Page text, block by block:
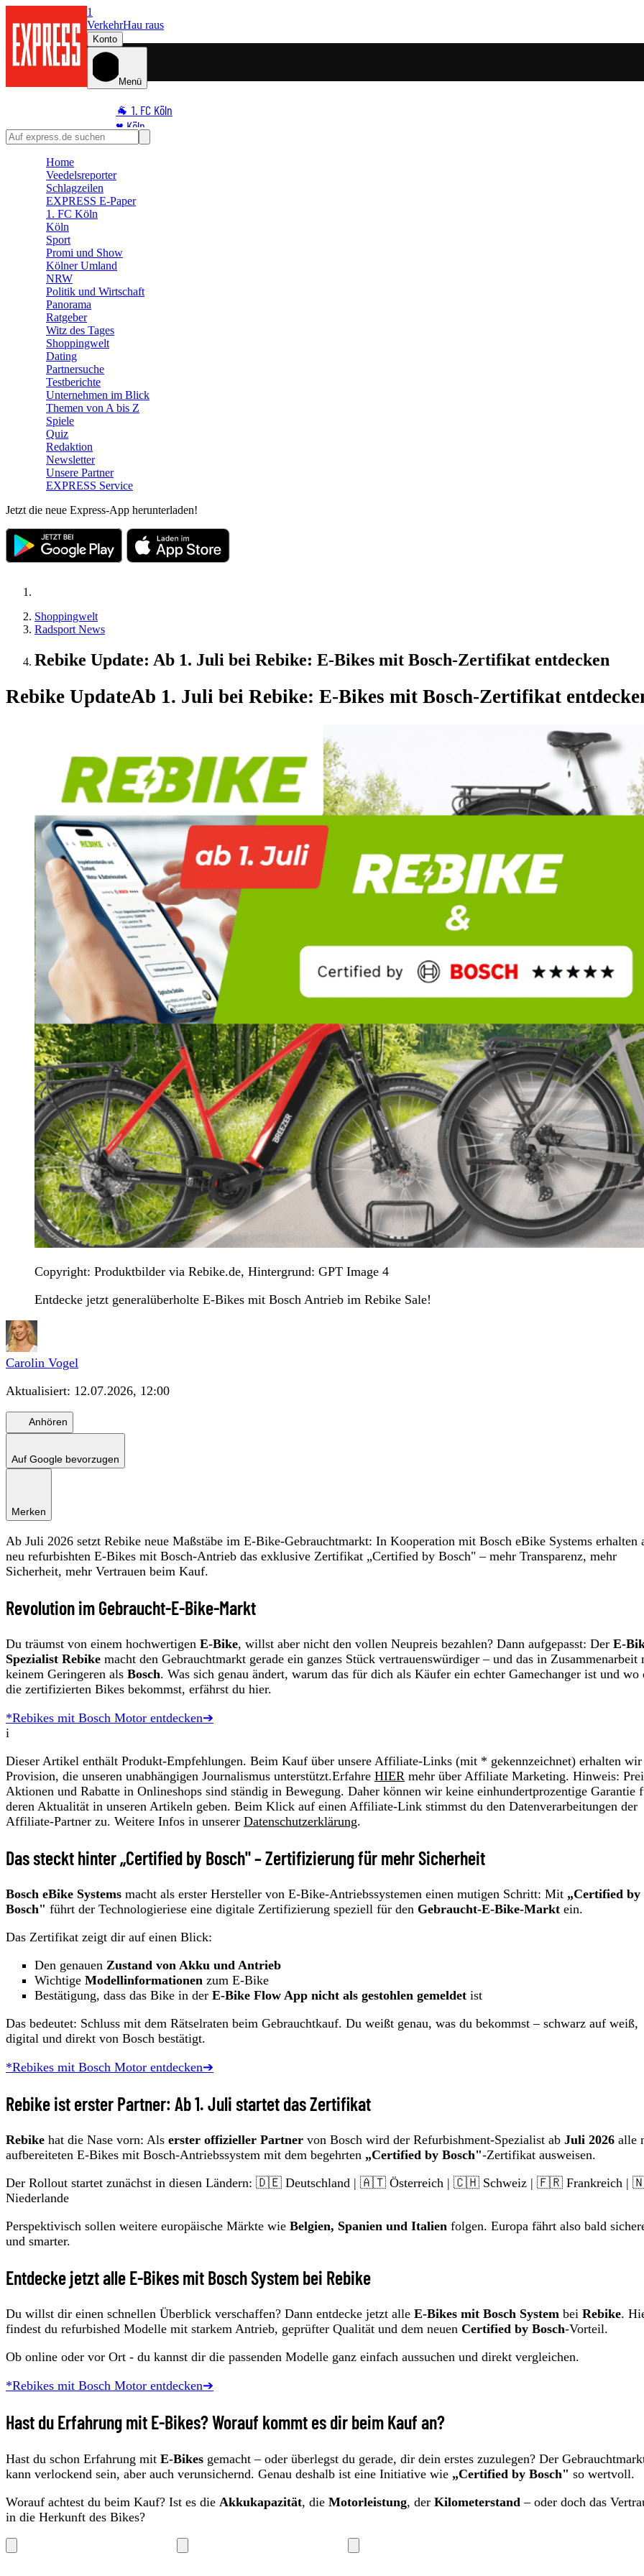
1
VerkehrHau raus
Konto
Menü
🐐 1. FC Köln
♥️ Köln
⭐ Promi
🛒 Shoppingwelt
🧩 Spiele
Home
Veedelsreporter
Schlagzeilen
EXPRESS E-Paper
1. FC Köln
Köln
Sport
Promi und Show
Kölner Umland
NRW
Politik und Wirtschaft
Panorama
Ratgeber
Witz des Tages
Shoppingwelt
Dating
Partnersuche
Testberichte
Unternehmen im Blick
Themen von A bis Z
Spiele
Quiz
Redaktion
Newsletter
Unsere Partner
EXPRESS Service
Jetzt die neue Express-App herunterladen!
Shoppingwelt
Radsport News
Rebike Update: Ab 1. Juli bei Rebike: E-Bikes mit Bosch-Zertifikat entdecken
Rebike UpdateAb 1. Juli bei Rebike: E-Bikes mit Bosch-Zertifikat
Copyright: Produktbilder via Rebike.de, Hintergrund: GPT Image 4
Entdecke jetzt generalüberholte E-Bikes mit Bosch Antrieb im Rebike Sale!
Carolin Vogel
Aktualisiert: 12.07.2026, 12:00
Anhören
Auf Google bevorzugen
Merken
Ab Juli 2026 setzt Rebike neue Maßstäbe im E-Bike-Gebrauchtmarkt: In Kooperation mit Bosch eBike Systems erhalten
neu refurbishten E-Bikes mit Bosch-Antrieb das exklusive Zertifikat „Certified by Bosch" – mehr Transparenz, mehr
Sicherheit, mehr Vertrauen beim Kauf.
Revolution im Gebraucht-E-Bike-Markt
Du träumst von einem hochwertigen E-Bike, willst aber nicht den vollen Neupreis bezahlen? Dann aufgepasst: Der E-
Spezialist Rebike macht den Gebrauchtmarkt gerade ein ganzes Stück vertrauenswürdiger – und das in Zusammenarbeit
keinem Geringeren als Bosch. Was sich genau ändert, warum das für dich als Käufer ein echter Gamechanger ist und wo
die zertifizierten Bikes bekommst, erfährst du hier.
*Rebikes mit Bosch Motor entdecken➔
i
Dieser Artikel enthält Produkt-Empfehlungen. Beim Kauf über unsere Affiliate-Links (mit * gekennzeichnet) erhalten wir
Provision, die unseren unabhängigen Journalismus unterstützt.Erfahre HIER mehr über Affiliate Marketing. Hinweis:
Aktionen und Rabatte in Onlineshops sind ständig in Bewegung. Daher können wir keine einhundertprozentige Garantie
deren Aktualität in unseren Artikeln geben. Beim Klick auf einen Affiliate-Link stimmst du den Datenverarbeitungen der
Affiliate-Partner zu. Weitere Infos in unserer Datenschutzerklärung.
Das steckt hinter „Certified by Bosch" – Zertifizierung für mehr Sicherheit
Bosch eBike Systems macht als erster Hersteller von E-Bike-Antriebssystemen einen mutigen Schritt: Mit „Certified by
Bosch" führt der Technologieriese eine digitale Zertifizierung speziell für den Gebraucht-E-Bike-Markt ein.
Das Zertifikat zeigt dir auf einen Blick:
Den genauen Zustand von Akku und Antrieb
Wichtige Modellinformationen zum E-Bike
Bestätigung, dass das Bike in der E-Bike Flow App nicht als gestohlen gemeldet ist
Das bedeutet: Schluss mit dem Rätselraten beim Gebrauchtkauf. Du weißt genau, was du bekommst – schwarz auf weiß,
digital und direkt von Bosch bestätigt.
*Rebikes mit Bosch Motor entdecken➔
Rebike ist erster Partner: Ab 1. Juli startet das Zertifikat
Rebike hat die Nase vorn: Als erster offizieller Partner von Bosch wird der Refurbishment-Spezialist ab Juli 2026 alle
aufbereiteten E-Bikes mit Bosch-Antriebssystem mit dem begehrten „Certified by Bosch"-Zertifikat ausweisen.
Der Rollout startet zunächst in diesen Ländern: 🇩🇪 Deutschland | 🇦🇹 Österreich | 🇨🇭 Schweiz | 🇫🇷 Frankreich |
Niederlande
Perspektivisch sollen weitere europäische Märkte wie Belgien, Spanien und Italien folgen. Europa fährt also bald
und smarter.
Entdecke jetzt alle E-Bikes mit Bosch System bei Rebike
Du willst dir einen schnellen Überblick verschaffen? Dann entdecke jetzt alle E-Bikes mit Bosch System bei Rebike.
findest du refurbished Modelle mit starkem Antrieb, geprüfter Qualität und dem neuen Certified by Bosch-Vorteil.
Ob online oder vor Ort - du kannst dir die passenden Modelle ganz einfach aussuchen und direkt vergleichen.
*Rebikes mit Bosch Motor entdecken➔
Hast du Erfahrung mit E-Bikes? Worauf kommt es dir beim Kauf an?
Hast du schon Erfahrung mit E-Bikes gemacht – oder überlegst du gerade, dir dein erstes zuzulegen? Der
kann verlockend sein, aber auch verunsichernd. Genau deshalb ist eine Initiative wie „Certified by Bosch" so wertvoll.
Worauf achtest du beim Kauf? Ist es die Akkukapazität, die Motorleistung, der Kilometerstand – oder doch das
in die Herkunft des Bikes?